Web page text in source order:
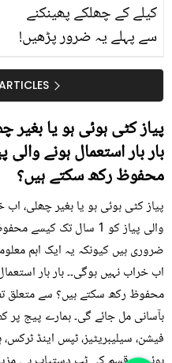
کیلے کے چھلکے پھینکنے
سے پہلے یہ ضرور پڑھیں!
سستا اور قدرتی حل
پیاز کٹی ہوئی ہو یا
محفوظ رکھ سکتے ہیں؟
پیاز کٹی ہوئی ہو یا بغیر چھلی، اب
والی پیاز کو 1 سال تک
ضروری ہیں کیونکہ یہ ایک اہم
محفوظ رکھ سکتے ہیں؟ سے متعلق
بآسانی مل جائے گی۔ ہمارے پیج پر
فیشن، سیلیبریٹیز، ٹپس اینڈ